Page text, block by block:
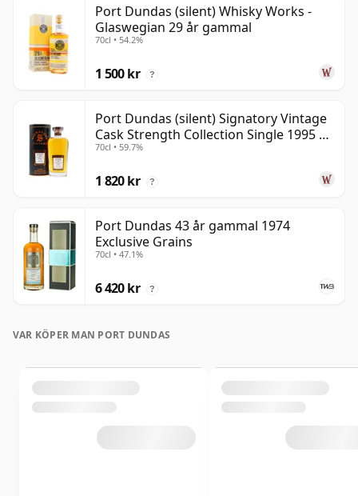
Port Dundas (silent) Whisky Works -
Glaswegian 29 år gammal
70cl • 54.2%
1 500 kr ?
Port Dundas (silent) Signatory Vintage
Cask Strength Collection Single 1995 28
år gammal
70cl • 59.7%
1 820 kr ?
Port Dundas 43 år gammal 1974
Exclusive Grains
70cl • 47.1%
6 420 kr ?
VAR KÖPER MAN PORT DUNDAS